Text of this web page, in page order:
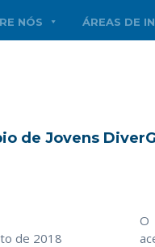
NÓS ÁREAS DE
de Jovens
de 2018
O